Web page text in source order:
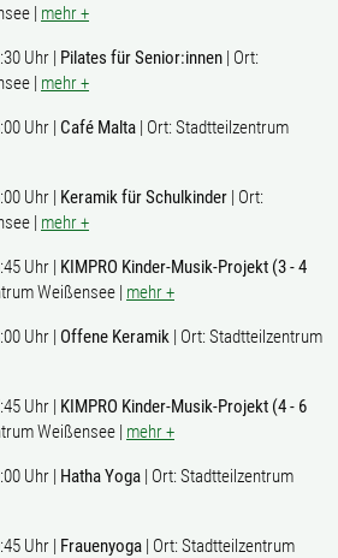
| mehr +
Uhr | Pilates für Senior:innen | Ort:
| mehr +
Uhr | Café Malta | Ort: Stadtteilzentrum
Uhr | Keramik für Schulkinder | Ort:
| mehr +
Uhr | KIMPRO Kinder-Musik-Projekt (3 - 4
Weißensee | mehr +
Uhr | Offene Keramik | Ort: Stadtteilzentrum
Uhr | KIMPRO Kinder-Musik-Projekt (4 - 6
Weißensee | mehr +
Uhr | Hatha Yoga | Ort: Stadtteilzentrum
Uhr | Frauenyoga | Ort: Stadtteilzentrum